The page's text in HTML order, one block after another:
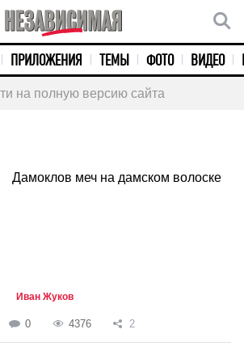
ПРИЛОЖЕНИЯ ТЕМЫ ФОТО ВИДЕО
на полную версию сайта
Дамоклов меч на дамском волоске
Иван Жуков
0 4376 2